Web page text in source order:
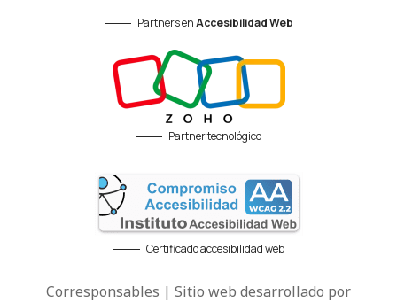
Partners enAccesibilidad Web
Partner tecnológico
Certificado accesibilidad web
Corresponsables | Sitio web desarrollado por